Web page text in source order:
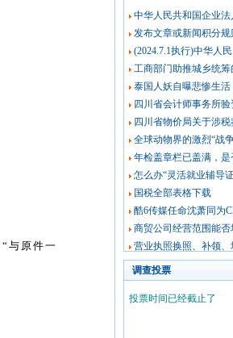
“与原件一
中华人民共和国企业法
发布文章或新闻积分规
(2024.7.1执行)中华人民
工商部门助推城乡统
泰国人妖自曝悲惨生活
四川省会计师事务所
四川省物价局关于涉
全球动物界的激烈“战
年检盖章栏已盖满，是
怎么办“灵活就业辅导
国税全部表格下载
酷6传媒任命沈萧同为
商贸公司经营范围能否
营业执照换照、补领、
调查投票
投票时间已经截止了